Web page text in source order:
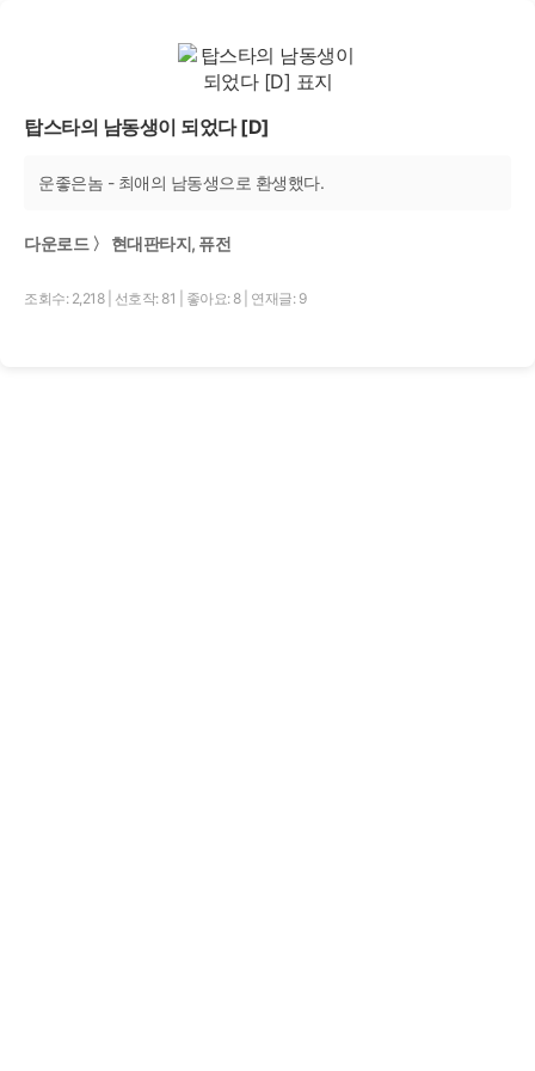
탑스타의 남동생이 되었다 [D]
운좋은놈 - 최애의 남동생으로 환생했다.
다운로드 〉 현대판타지, 퓨전
조회수: 2,218 선호작: 81 좋아요: 8 연재글: 9